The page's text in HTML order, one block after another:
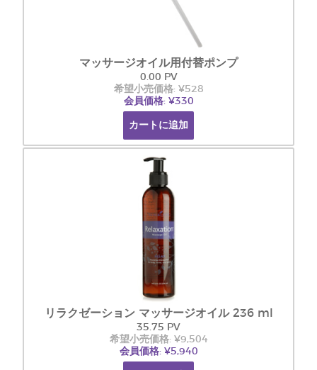
マッサージオイル用付替ポンプ
0.00 PV
希望小売価格: ¥528
会員価格: ¥330
カートに追加
リラクゼーション マッサージオイル 236 ml
35.75 PV
希望小売価格: ¥9,504
会員価格: ¥5,940